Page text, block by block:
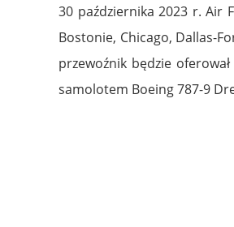
30 października 2023 r. Air
Bostonie, Chicago, Dallas-
przewoźnik będzie
samolotem Boeing 787-9